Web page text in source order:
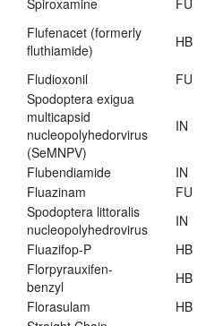
Spiroxamine
FU
Flufenacet (formerly
fluthiamide)
HB
Fludioxonil
FU
Spodoptera exigua
multicapsid
nucleopolyhedorvirus
(SeMNPV)
IN
Flubendiamide IN
Fluazinam
FU
Spodoptera littoralis
nucleopolyhedrovirus
IN
Fluazifop-P
HB
Florpyrauxifen-
benzyl
HB
Florasulam
HB